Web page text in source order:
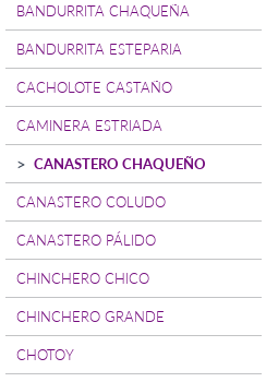
BANDURRITA CHAQUEÑA
BANDURRITA ESTEPARIA
CACHOLOTE CASTAÑO
CAMINERA ESTRIADA
CANASTERO CHAQUEÑO
CANASTERO COLUDO
CANASTERO PÁLIDO
CHINCHERO CHICO
CHINCHERO GRANDE
CHOTOY